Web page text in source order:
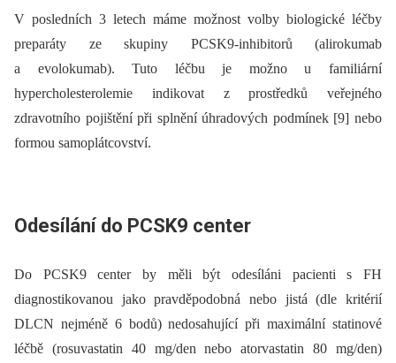
V posledních 3 letech máme možnost volby biologické léčby
preparáty ze skupiny PCSK9-inhibitorů (alirokumab
a evolokumab). Tuto léčbu je možno u familiární
hypercholesterolemie indikovat z prostředků veřejného
zdravotního pojištění při splnění úhradových podmínek [9] nebo
formou samoplátcovství.
Odesílání do PCSK9 center
Do PCSK9 center by měli být odesíláni pacienti s FH
diagnostikovanou jako pravděpodobná nebo jistá (dle kritérií
DLCN nejméně 6 bodů) nedosahující při maximální statinové
léčbě (rosuvastatin 40 mg/den nebo atorvastatin 80 mg/den)